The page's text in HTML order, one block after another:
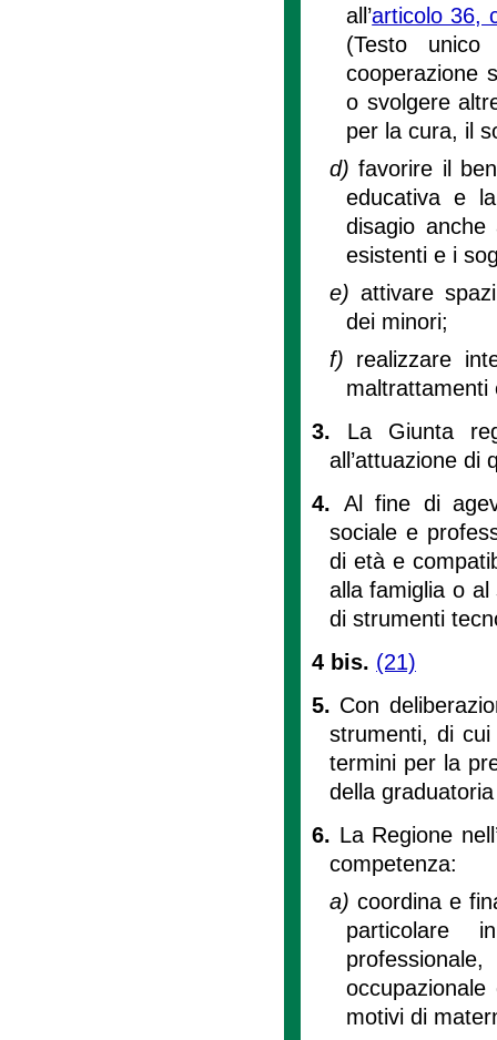
all’articolo 36,
(Testo
cooperazione
o svolgere
per la cura, il
d)favorire il
educativa e
disagio
esistenti e i
e)attivare
dei minori;
f) realizzare
maltrattamenti
3. La Giunta
all’attuazione di
4. Al fine di
sociale e
di età e
alla famiglia o al
di strumenti
4 bis. (21)
5. Con
strumenti, di
termini per la
della
6. La Regione
competenza:
a) coordina e
particolare
motivi di